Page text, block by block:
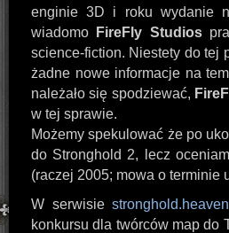
enginie 3D i roku wydanie
wiadomo
FireFly Studios
science-fiction. Niestety do tej
żadne nowe informacje na
należało się spodziewać,
w tej sprawie.
Możemy spekulować że po
do Stronghold 2, lecz
(raczej 2005; mowa o terminie
W serwisie
konkursu dla twórców map do